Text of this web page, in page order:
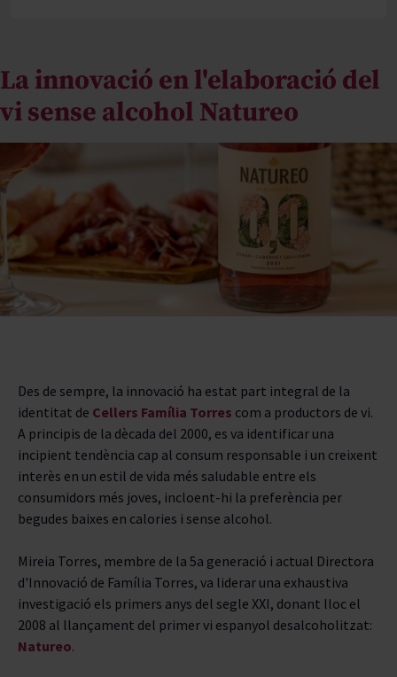
La innovació en l'elaboració del
vi sense alcohol Natureo
Des de sempre, la innovació ha estat part integral de la
identitat de Cellers Família Torres com a productors de vi.
A principis de la dècada del 2000, es va identificar una
incipient tendència cap al consum responsable i un creixent
interès en un estil de vida més saludable entre els
consumidors més joves, incloent-hi la preferència per
begudes baixes en calories i sense alcohol.
Mireia Torres, membre de la 5a generació i actual Directora
d'Innovació de Família Torres, va liderar una exhaustiva
investigació els primers anys del segle XXI, donant lloc el
2008 al llançament del primer vi espanyol desalcoholitzat:
Natureo.
GASTRONOMIA
LIFESTYLE
COCTELERIA
ACTUALITAT
TIPUS
PUNTUACIÓ
ENVELLIMENT
D.O.
CELLERS